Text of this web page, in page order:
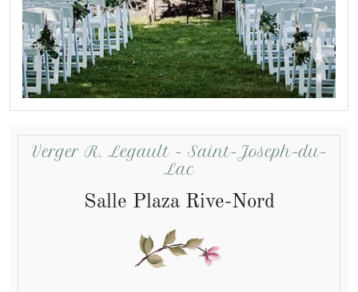
Verger R. Legault - Saint-Joseph-du-
Lac
Salle Plaza Rive-Nord